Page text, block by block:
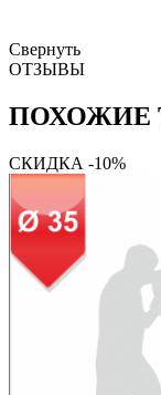
Свернуть
ОТЗЫВЫ
ПОХОЖИЕ
СКИДКА -10%